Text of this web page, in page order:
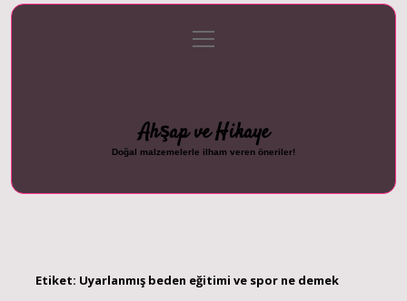
Gizlilik Politikası
menüyü
aç
Ahşap ve Hikaye
Doğal malzemelerle ilham veren öneriler!
Etiket: Uyarlanmış beden eğitimi ve spor ne demek